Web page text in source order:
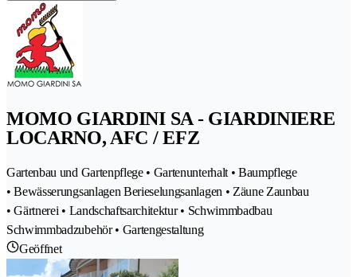
MOMO GIARDINI SA - GIARDINIERE
LOCARNO, AFC / EFZ
Gartenbau und Gartenpflege • Gartenunterhalt • Baumpflege
• Bewässerungsanlagen Berieselungsanlagen • Zäune Zaunbau
• Gärtnerei • Landschaftsarchitektur • Schwimmbadbau
Schwimmbadzubehör • Gartengestaltung
Geöffnet